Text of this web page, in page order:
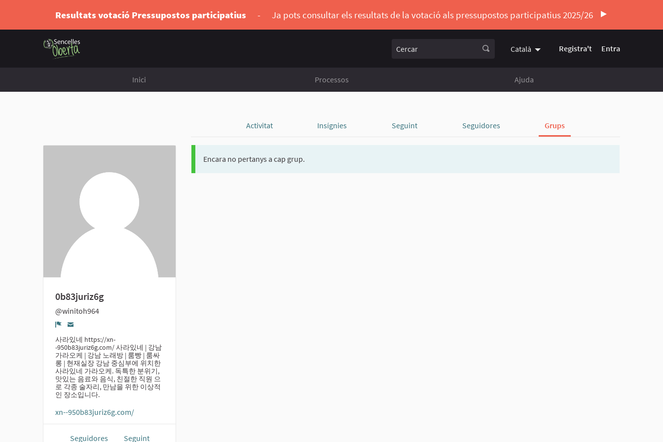
Resultats votació Pressupostos participatius - Ja pots consultar els resultats de la votació als pressupostos participatius 2025/26
Català Triar la llengua Elegir el idioma
Registra't Entra
Inici Processos Ajuda
Activitat Insígnies Seguint Seguidores Grups
0b83juriz6g
@winitoh964
Denúncia
사라있네 https://xn-
-950b83juriz6g.com/ 사라있네 | 강남
가라오케 | 강남 노래방 | 룸빵 | 룸싸
롱 | 현재실장 강남 중심부에 위치한
사라있네 가라오케. 독특한 분위기,
맛있는 음료와 음식, 친절한 직원 으
로 각종 술자리, 만남을 위한 이상적
인 장소입니다.
xn--950b83juriz6g.com/
Seguidores Seguint
Encara no pertanys a cap grup.